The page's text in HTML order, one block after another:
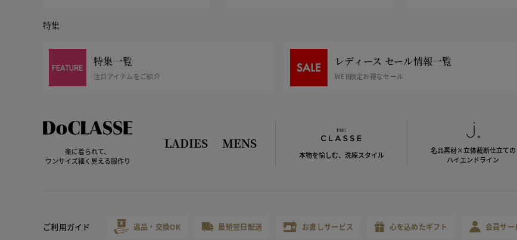
特集
特集一覧
注目アイテムをご紹介
レディース セール情報一覧
WEB限定お得なセール
楽に着られて、
ワンサイズ細く見える服作り
LADIES MENS
本物を愉しむ、洗練スタイル
名品素材×立体裁断仕立ての
ハイエンドライン
ご利用ガイド 返品・交換OK 最短翌日配送 お直しサービス 心を込めたギフト 会員サー